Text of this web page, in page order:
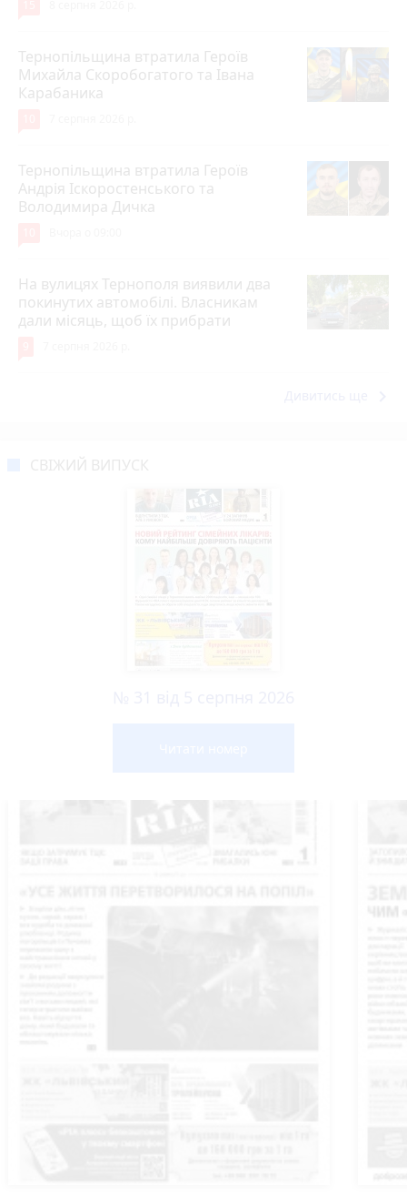
Тернопільщина втратила Героїв
Михайла Скоробогатого та Івана
Карабаника
Тернопільщина втратила Героїв
Андрія Іскоростенського та
Володимира Дичка
На вулицях Тернополя виявили два
покинутих автомобілі. Власникам
дали місяць, щоб їх прибрати